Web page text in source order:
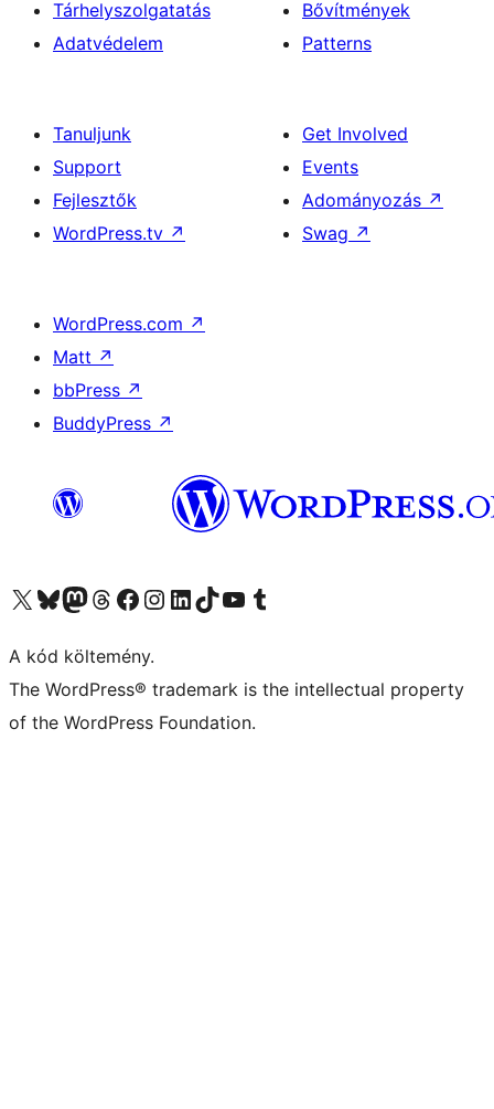
Tárhelyszolgatatás
Adatvédelem
Bővítmények
Patterns
Tanuljunk
Support
Fejlesztők
WordPress.tv ↗
Get Involved
Events
Adományozás ↗
Swag ↗
WordPress.com ↗
Matt ↗
bbPress ↗
BuddyPress ↗
Visit our X (formerly Twitter) account
Visit our Bluesky account
Twitter csatornánk
Visit our Threads account
Facebook oldalunk megtekintése
Visit our Instagram account
Visit our LinkedIn account
Visit our TikTok account
Visit our YouTube channel
Visit our Tumblr account
A kód költemény.
The WordPress® trademark is the intellectual property
of the WordPress Foundation.